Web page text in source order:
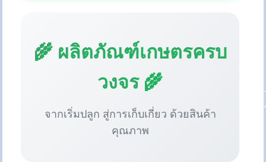
🌾 ผลิตภัณฑ์เกษตรครบ
วงจร 🌾
จากเริ่มปลูก สู่การเก็บเกี่ยว ด้วยสินค้า
คุณภาพ